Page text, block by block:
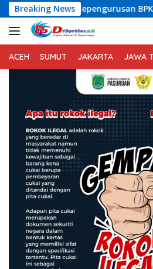
Langsung
ke
konten
Breaking News
BPKB Cegah
ACEH SUMUT JAKARTA JAWA